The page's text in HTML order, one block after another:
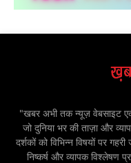
"खबर अभी तक न्यूज़ वेबसाइट एक
जो दुनिया भर की ताज़ा और
दर्शकों को विभिन्न विषयों पर
निष्कर्ष और व्यापक विश्लेषण